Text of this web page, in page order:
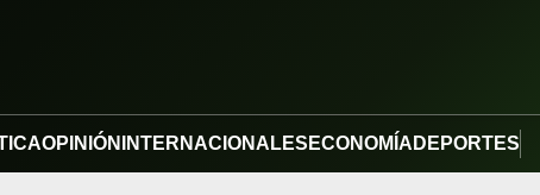
OPINIÓN INTERNACIONALES ECONOMÍA DEPORTES